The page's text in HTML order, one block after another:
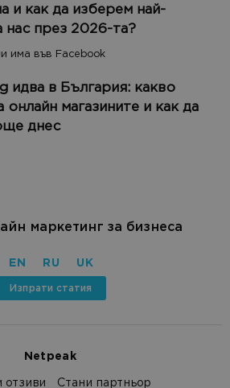
и как да изберем най-
през 2026-та?
има във Facebook
идва в България: какво
онлайн магазините и как да
днес
маркетинг за бизнеса
EN RU UK
Изпрати статия
Netpeak
отзиви Стани партньор